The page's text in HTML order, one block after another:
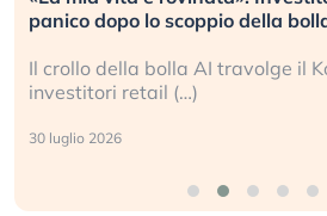
panico dopo lo scoppio della
Il crollo della bolla AI travolge il
investitori retail (…)
30 luglio 2026